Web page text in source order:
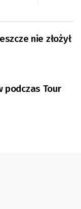
nie złożył
podczas Tour